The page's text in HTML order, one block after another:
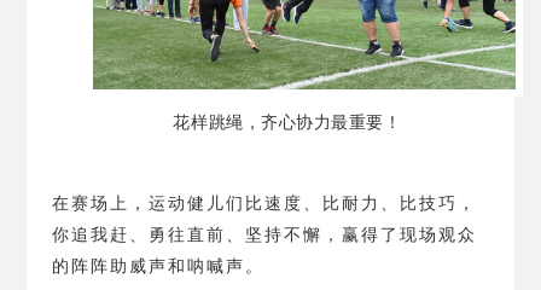
花样跳绳，齐心协力最重要！
在赛场上，运动健儿们比速度、比耐力、比技巧，
你追我赶、勇往直前、坚持不懈，赢得了现场观众
的阵阵助威声和呐喊声。